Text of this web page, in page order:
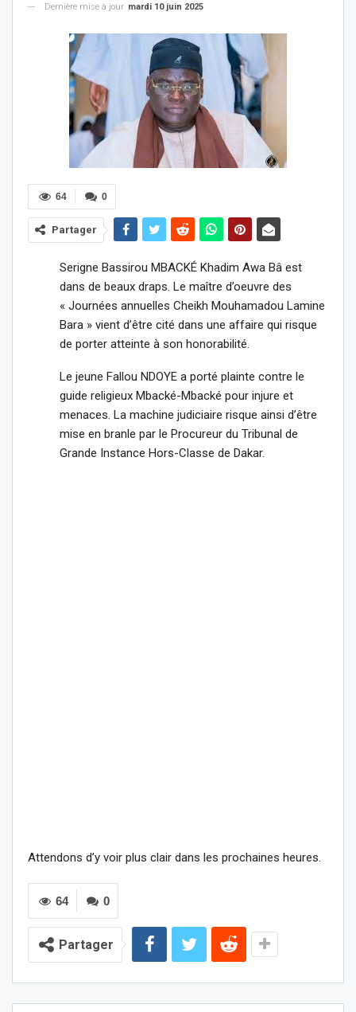
Dernière mise à jour mardi 10 juin 2025
0
64
Partager
Serigne Bassirou MBACKÉ Khadim Awa Bâ est
dans de beaux draps. Le maître d’oeuvre des
« Journées annuelles Cheikh Mouhamadou Lamine
Bara » vient d’être cité dans une affaire qui risque
de porter atteinte à son honorabilité.
Le jeune Fallou NDOYE a porté plainte contre le
guide religieux Mbacké-Mbacké pour injure et
menaces. La machine judiciaire risque ainsi d’être
mise en branle par le Procureur du Tribunal de
Grande Instance Hors-Classe de Dakar.
Attendons d’y voir plus clair dans les prochaines heures.
0
64
Partager